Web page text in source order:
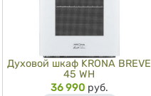
Духовой шкаф KRONA BREVE
45 WH
Цена
36 990 руб.